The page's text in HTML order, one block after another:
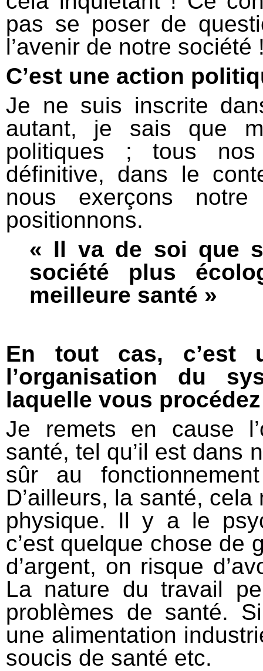
pas se poser de
l’avenir de notre société
C’est une action
Je ne suis inscrite
autant, je sais que
politiques ; tous
définitive, dans le
nous exerçons
positionnons.
« Il va de soi que
société plus
meilleure santé »
En tout cas, c’est
l’organisation du
laquelle vous
Je remets en cause
santé, tel qu’il est dans
sûr au
D’ailleurs, la santé,
physique. Il y a le
c’est quelque chose de
d’argent, on risque
La nature du travail
problèmes de santé.
une alimentation
soucis de santé etc.